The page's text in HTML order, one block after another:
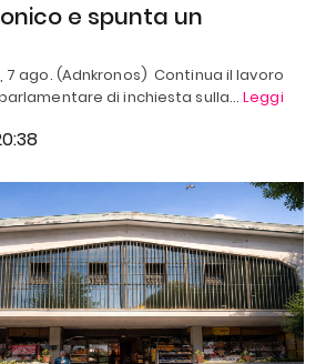
e spunta un
7 ago. (Adnkronos) Continua il lavoro
di inchiesta sulla…Leggi